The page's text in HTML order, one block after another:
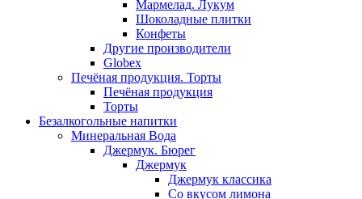
Мармелад. Лукум
Шоколадные плитки
Конфеты
Другие производители
Globex
Печёная продукция. Торты
Печёная продукция
Торты
Безалкогольные напитки
Минеральная Вода
Джермук. Бюрег
Джермук
Джермук классика
Со вкусом лимона